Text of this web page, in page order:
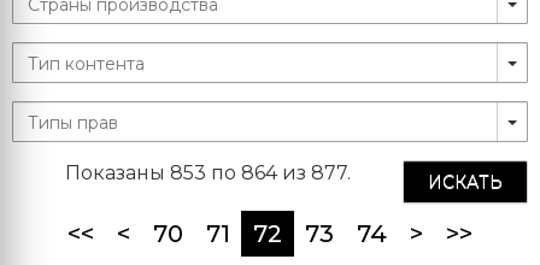
ИСКАТЬ
Показаны 853 по 864 из 877.
<< < 70 71 72 (current)
73 74 > >>